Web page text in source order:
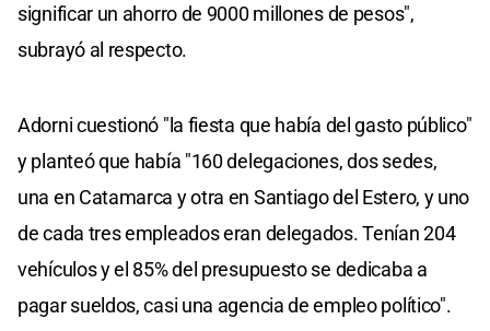
seconds
significar un ahorro de 9000 millones de pesos",
subrayó al respecto.
Adorni cuestionó "la fiesta que había del gasto público"
y planteó que había "160 delegaciones, dos sedes,
una en Catamarca y otra en Santiago del Estero, y uno
de cada tres empleados eran delegados. Tenían 204
vehículos y el 85% del presupuesto se dedicaba a
pagar sueldos, casi una agencia de empleo político".